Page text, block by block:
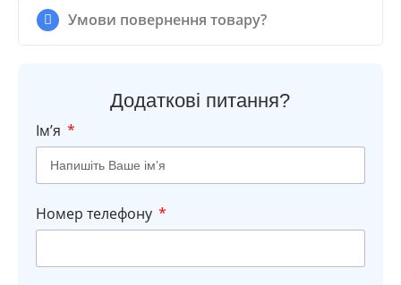
Умови повернення товару?
Додаткові питання?
Імʼя
Номер телефону